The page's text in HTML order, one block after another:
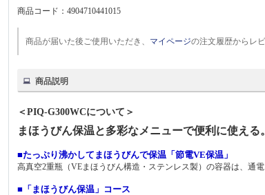
商品コード：4904710441015
商品が届いた後ご使用いただき、 マイページの注文履歴からレ
商品説明
＜PIQ-G300WCについて＞
まほうびん保温と多彩なメニューで便利に使える。
■たっぷり沸かしてまほうびんで保温「節電VE保温」
高真空2重瓶（VEまほうびん構造・ステンレス製）の容器は、通
■「まほうびん保温」コース